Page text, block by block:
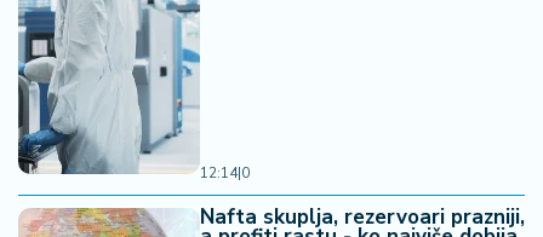
12:14|0
Nafta skuplja, rezervoari prazniji,